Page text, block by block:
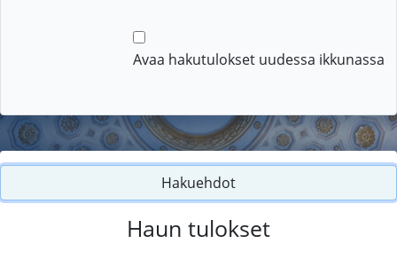
Avaa hakutulokset uudessa ikkunassa
Hakuehdot
Haun tulokset